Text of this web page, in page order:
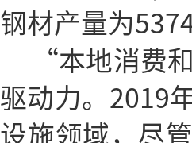
钢材产量为
“本地消费
驱动力。2019
设施领域，尽